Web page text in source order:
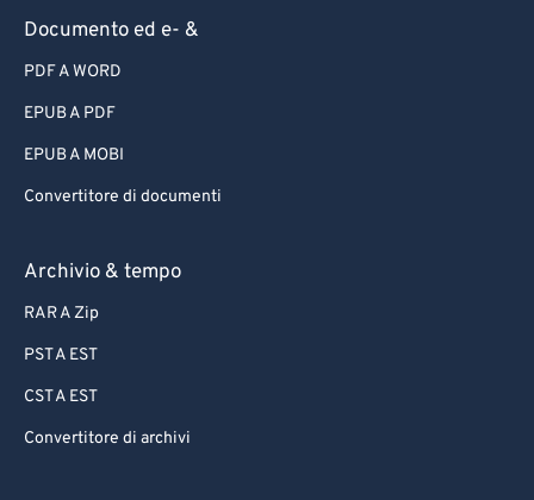
Documento ed e- &
PDF A WORD
EPUB A PDF
EPUB A MOBI
Convertitore di documenti
Archivio & tempo
RAR A Zip
PST A EST
CST A EST
Convertitore di archivi